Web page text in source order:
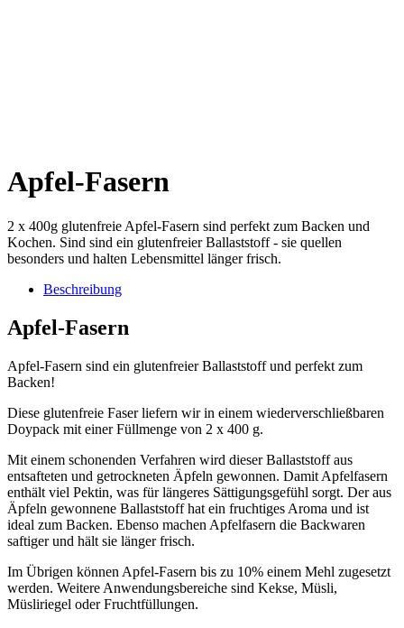
Apfel-Fasern
2 x 400g glutenfreie Apfel-Fasern sind perfekt zum Backen und
Kochen. Sind sind ein glutenfreier Ballaststoff - sie quellen
besonders und halten Lebensmittel länger frisch.
Beschreibung
Apfel-Fasern
Apfel-Fasern sind ein glutenfreier Ballaststoff und perfekt zum
Backen!
Diese glutenfreie Faser liefern wir in einem wiederverschließbaren
Doypack mit einer Füllmenge von 2 x 400 g.
Mit einem schonenden Verfahren wird dieser Ballaststoff aus
entsafteten und getrockneten Äpfeln gewonnen. Damit Apfelfasern
enthält viel Pektin, was für längeres Sättigungsgefühl sorgt. Der aus
Äpfeln gewonnene Ballaststoff hat ein fruchtiges Aroma und ist
ideal zum Backen. Ebenso machen Apfelfasern die Backwaren
saftiger und hält sie länger frisch.
Im Übrigen können Apfel-Fasern bis zu 10% einem Mehl zugesetzt
werden. Weitere Anwendungsbereiche sind Kekse, Müsli,
Müsliriegel oder Fruchtfüllungen.